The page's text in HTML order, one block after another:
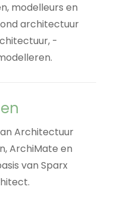
modelleurs en
architectuur
-
Architectuur
ArchiMate en
van Sparx